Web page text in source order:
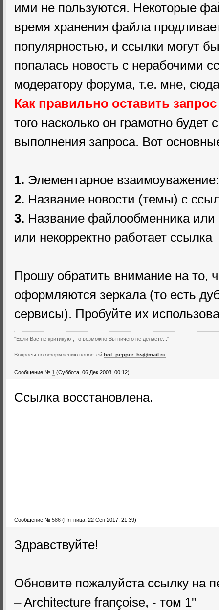
ими не пользуются. Некоторые
время хранения файла
популярностью, и ссылки могут
попалась новость с нерабочими
модератору форума, т.е. мне,
Как правильно оставить
того насколько он грамотно будет
выполнения запроса. Вот
1. Элементарное
2. Название новости (темы) с
3. Название файлообменника или
или некорректно работает ссылка
Прошу обратить внимание на то,
оформляются зеркала (то есть
сервисы). Пробуйте их
"Если Вас не критикуют, то возможно Вы ничего не делаете..."
Вопросы по оформлению новостей hot_pepper_bs@mail.ru
Сообщение № 1 (Суббота, 06 Дек 2008, 00:12)
Ссылка восстановлена.
Сообщение № 586 (Пятница, 22 Сен 2017, 21:39)
Здравствуйте!
Обновите пожалуйста ссылку на
– Architecture françoise, - том 1"